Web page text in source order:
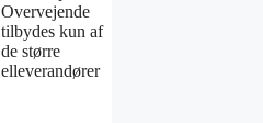
Overvejende
tilbydes kun af
de større
elleverandører